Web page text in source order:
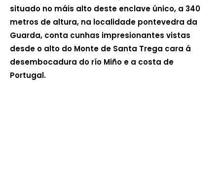
situado no máis alto deste enclave único, a 340
metros de altura, na localidade pontevedra da
Guarda, conta cunhas impresionantes vistas
desde o alto do Monte de Santa Trega cara á
desembocadura do río Miño e a costa de
Portugal.